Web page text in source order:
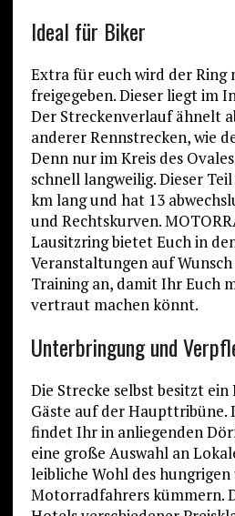
Ideal für Biker
Extra für euch wird der Ring
freigegeben. Dieser liegt im
Der Streckenverlauf ähnelt
anderer Rennstrecken, wie
Denn nur im Kreis des
schnell langweilig. Dieser
km lang und hat 13
und Rechtskurven.
Lausitzring bietet Euch in
Veranstaltungen auf
Training an, damit Ihr Euch
vertraut machen könnt.
Unterbringung und
Die Strecke selbst besitzt
Gäste auf der Haupttribüne.
findet Ihr in anliegenden
eine große Auswahl an
leibliche Wohl des
Motorradfahrers kümmern.